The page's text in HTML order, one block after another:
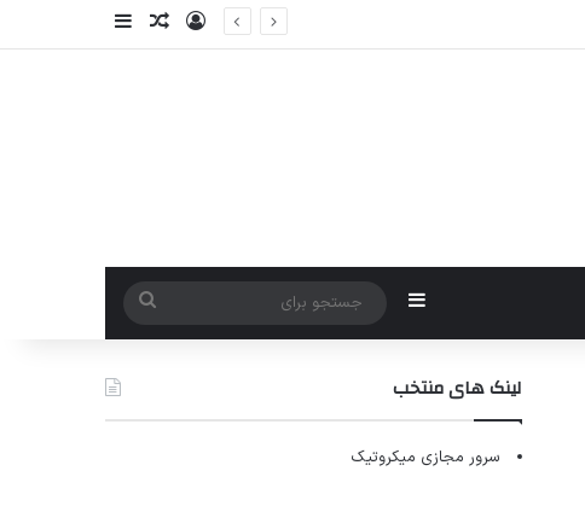
ورودنوشته تصادفی
سایدبار
سایدبار
جستجو
برای
لینک های منتخب
سرور مجازی میکروتیک